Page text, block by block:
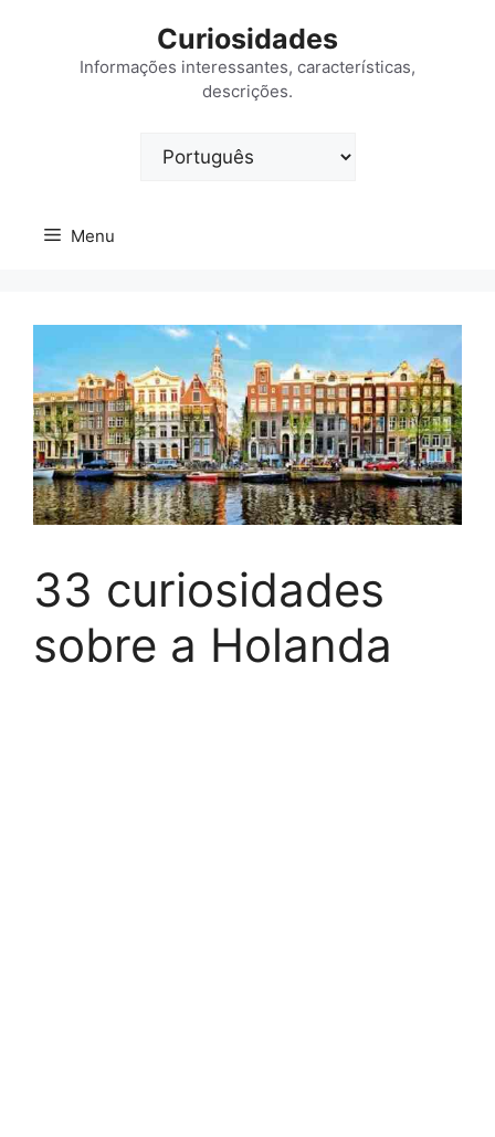
Curiosidades
Informações interessantes, características,
descrições.
Escolha
Menu
33 curiosidades
sobre a Holanda